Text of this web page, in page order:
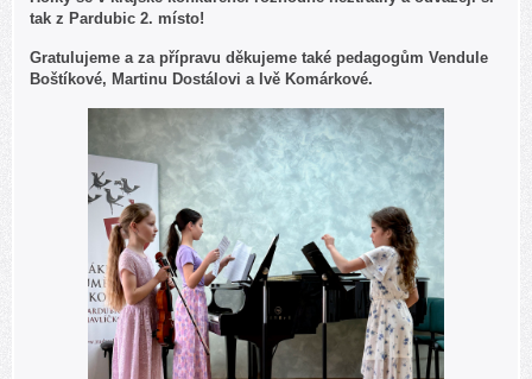
tak z Pardubic 2. místo!
Gratulujeme a za přípravu děkujeme také pedagogům Vendule
Boštíkové, Martinu Dostálovi a Ivě Komárkové.